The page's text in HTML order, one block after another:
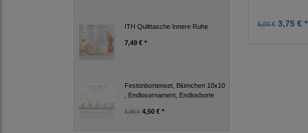
ITH Quilttasche Innere Ruhe
7,49 € *
Festonbortenset, Blümchen 10x10
, Endlosornament, Endlosborte
6,00 € 4,50 € *
5,00 €3,75 € *